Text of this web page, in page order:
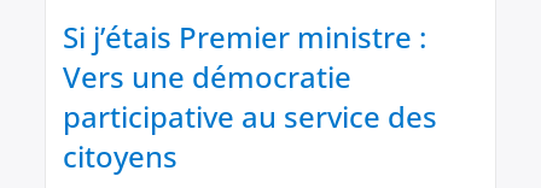
Si j’étais Premier ministre :
Vers une démocratie
participative au service des
citoyens